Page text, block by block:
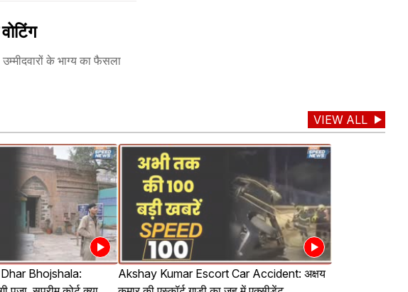
के भाग्य का फैसला
VIEW ALL
Bhojshala:
Akshay Kumar Escort Car Accident: अक्षय